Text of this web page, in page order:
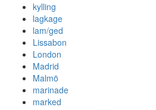
kylling
lagkage
lam/ged
Lissabon
London
Madrid
Malmö
marinade
marked